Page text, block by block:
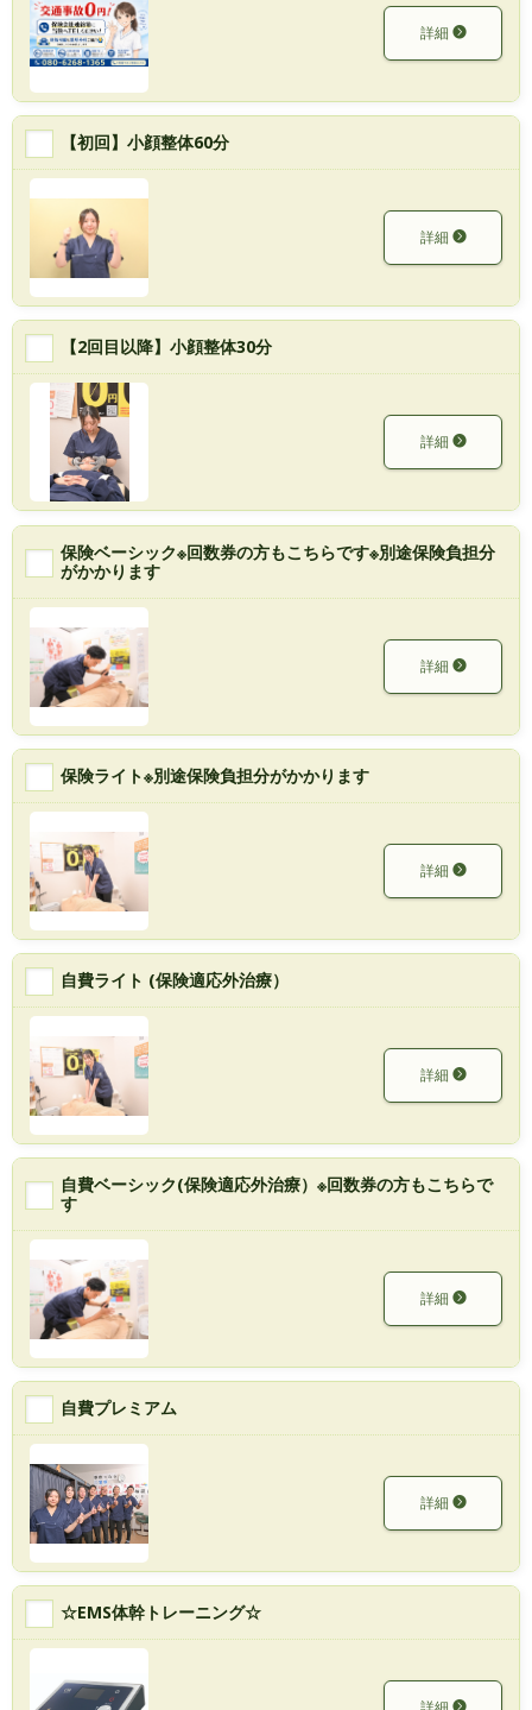
詳細
【初回】小顔整体60分
詳細
【2回目以降】小顔整体30分
詳細
保険ベーシック※回数券の方もこちらです※別途保険負担分
がかかります
詳細
保険ライト※別途保険負担分がかかります
詳細
自費ライト (保険適応外治療）
詳細
自費ベーシック(保険適応外治療）※回数券の方もこちらで
す
詳細
自費プレミアム
詳細
☆EMS体幹トレーニング☆